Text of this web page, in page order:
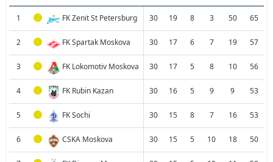
1 FK Zenit St Petersburg 30 19 8 3 50 65
2 FK Spartak Moskova 30 17 6 7 19 57
3 FK Lokomotiv Moskova 30 17 5 8 10 56
4 FK Rubin Kazan 30 16 5 9 9 53
5 FK Sochi 30 15 8 7 16 53
6 CSKA Moskova 30 15 5 10 18 50